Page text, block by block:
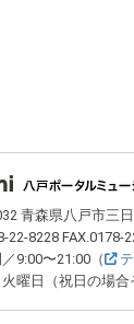
青森県八戸市三
22-8228
9:00〜21:00（
テ
曜日（祝日の場